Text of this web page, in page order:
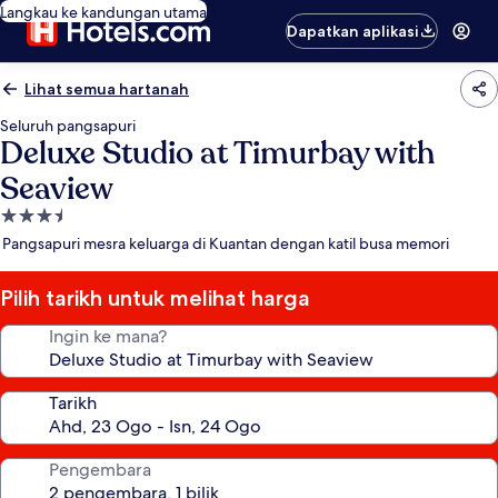
Langkau ke kandungan utama
Dapatkan aplikasi
Lihat semua hartanah
Seluruh pangsapuri
Deluxe Studio at Timurbay with
Seaview
Hartanah
3.5
Pangsapuri mesra keluarga di Kuantan dengan katil busa memori
Pilih tarikh untuk melihat harga
Ingin ke mana?
Tarikh
Pengembara